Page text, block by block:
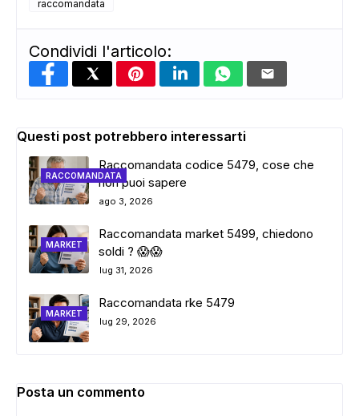
raccomandata
Condividi l'articolo:
Questi post potrebbero interessarti
RACCOMANDATA
Raccomandata codice 5479, cose che
non puoi sapere
ago 3, 2026
MARKET
Raccomandata market 5499, chiedono
soldi ? 😱😱
lug 31, 2026
MARKET
Raccomandata rke 5479
lug 29, 2026
Posta un commento